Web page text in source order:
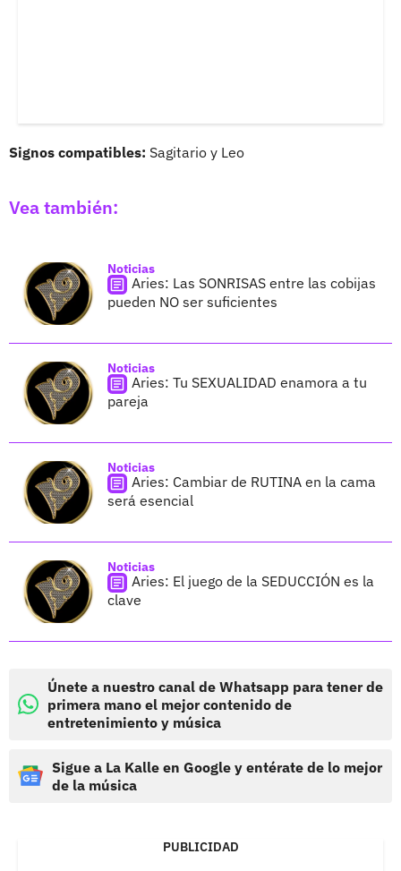
Signos compatibles: Sagitario y Leo
Vea también:
Noticias
Aries: Las SONRISAS entre las cobijas
pueden NO ser suficientes
Noticias
Aries: Tu SEXUALIDAD enamora a tu
pareja
Noticias
Aries: Cambiar de RUTINA en la cama
será esencial
Noticias
Aries: El juego de la SEDUCCIÓN es la
clave
Únete a nuestro canal de Whatsapp para tener de
primera mano el mejor contenido de
entretenimiento y música
Sigue a La Kalle en Google y entérate de lo mejor
de la música
PUBLICIDAD